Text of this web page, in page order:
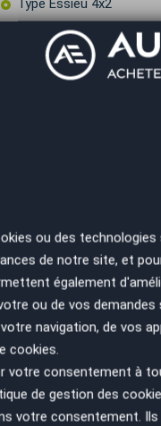
Type Essieu 4x2
Volant chauffant
Volant multifonctions
ou des
de notre site, et
également
ou de vos
navigation, de vos
cookies.
votre consentement à
de gestion des
votre consentement.